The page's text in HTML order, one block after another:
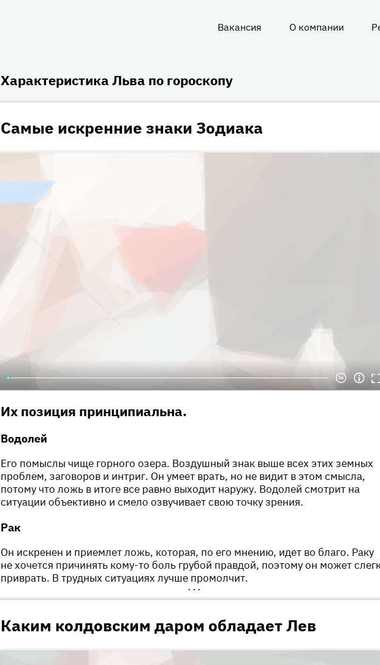
Вакансия О компании
Характеристика Льва по гороскопу
Самые искренние знаки Зодиака
Их позиция принципиальна.
Водолей
Его помыслы чище горного озера. Воздушный знак выше всех этих земных
проблем, заговоров и интриг. Он умеет врать, но не видит в этом смысла,
потому что ложь в итоге все равно выходит наружу. Водолей смотрит на
ситуации объективно и смело озвучивает свою точку зрения.
Рак
Он искренен и приемлет ложь, которая, по его мнению, идет во благо. Раку
не хочется причинять кому-то боль грубой правдой, поэтому он может
приврать. В трудных ситуациях лучше промолчит.
•••
Каким колдовским даром обладает Лев